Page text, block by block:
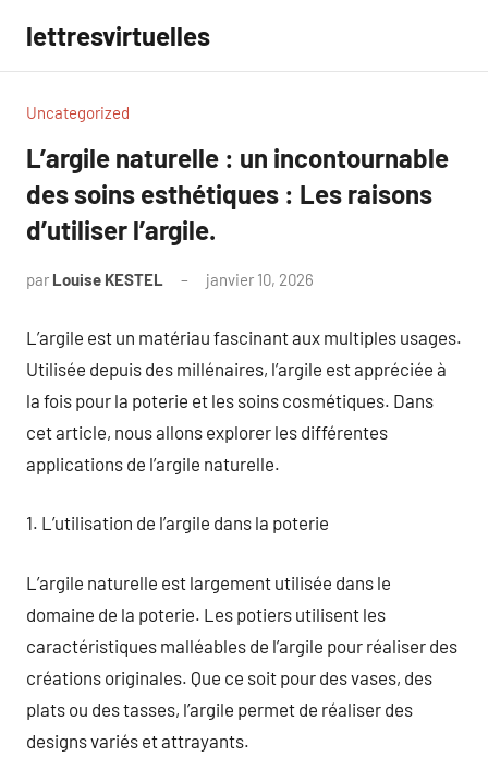
contenu
lettresvirtuelles
Uncategorized
L’argile naturelle : un incontournable
des soins esthétiques : Les raisons
d’utiliser l’argile.
par Louise KESTEL janvier 10, 2026
L’argile est un matériau fascinant aux multiples usages.
Utilisée depuis des millénaires, l’argile est appréciée à
la fois pour la poterie et les soins cosmétiques. Dans
cet article, nous allons explorer les différentes
applications de l’argile naturelle.
1. L’utilisation de l’argile dans la poterie
L’argile naturelle est largement utilisée dans le
domaine de la poterie. Les potiers utilisent les
caractéristiques malléables de l’argile pour réaliser des
créations originales. Que ce soit pour des vases, des
plats ou des tasses, l’argile permet de réaliser des
designs variés et attrayants.